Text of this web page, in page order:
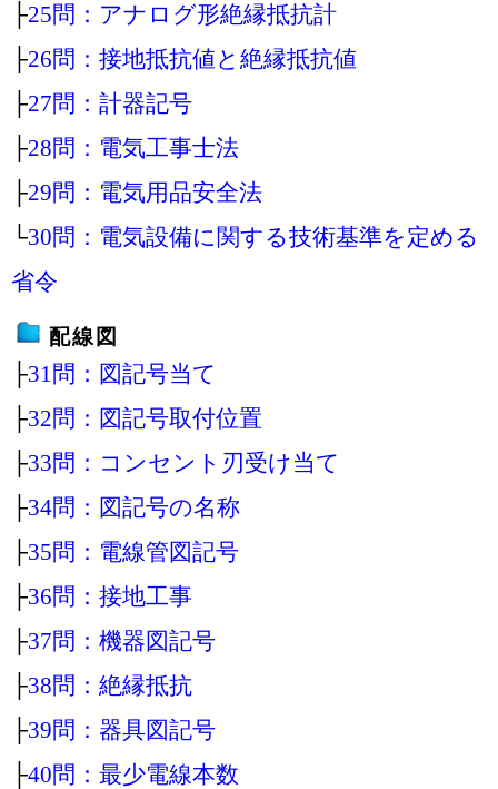
├25問：アナログ形絶縁抵抗計
├26問：接地抵抗値と絶縁抵抗値
├27問：計器記号
├28問：電気工事士法
├29問：電気用品安全法
└30問：電気設備に関する技術基準を定める
省令
配線図
├31問：図記号当て
├32問：図記号取付位置
├33問：コンセント刃受け当て
├34問：図記号の名称
├35問：電線管図記号
├36問：接地工事
├37問：機器図記号
├38問：絶縁抵抗
├39問：器具図記号
├40問：最少電線本数